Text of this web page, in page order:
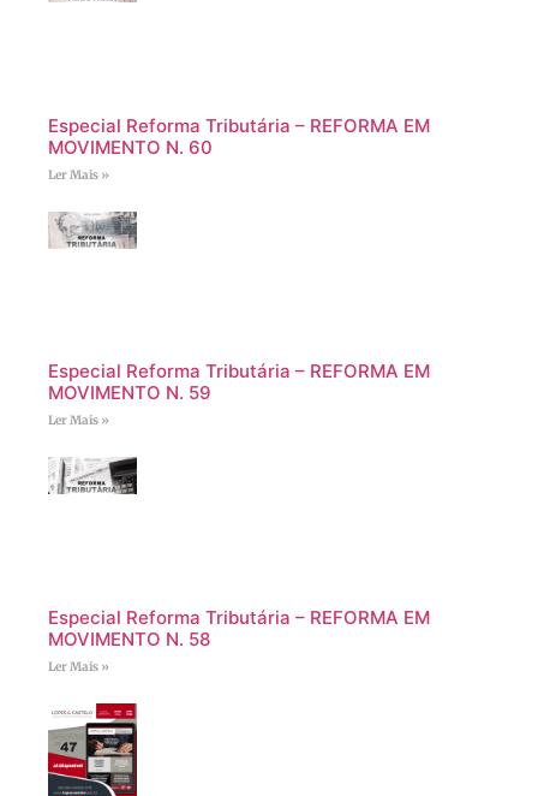
Especial Reforma Tributária – REFORMA EM
MOVIMENTO N. 60
Ler Mais »
Especial Reforma Tributária – REFORMA EM
MOVIMENTO N. 59
Ler Mais »
Especial Reforma Tributária – REFORMA EM
MOVIMENTO N. 58
Ler Mais »